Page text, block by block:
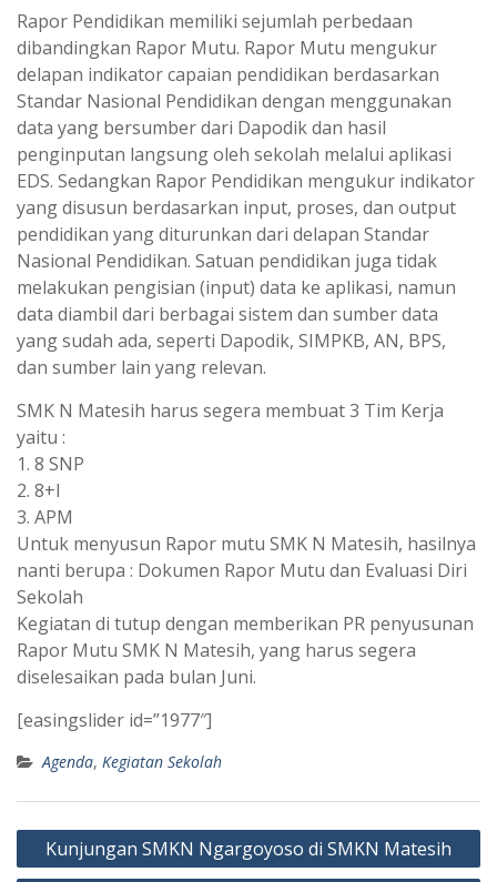
Rapor Pendidikan memiliki sejumlah perbedaan
dibandingkan Rapor Mutu. Rapor Mutu mengukur
delapan indikator capaian pendidikan berdasarkan
Standar Nasional Pendidikan dengan menggunakan
data yang bersumber dari Dapodik dan hasil
penginputan langsung oleh sekolah melalui aplikasi
EDS. Sedangkan Rapor Pendidikan mengukur indikator
yang disusun berdasarkan input, proses, dan output
pendidikan yang diturunkan dari delapan Standar
Nasional Pendidikan. Satuan pendidikan juga tidak
melakukan pengisian (input) data ke aplikasi, namun
data diambil dari berbagai sistem dan sumber data
yang sudah ada, seperti Dapodik, SIMPKB, AN, BPS,
dan sumber lain yang relevan.
SMK N Matesih harus segera membuat 3 Tim Kerja
yaitu :
1. 8 SNP
2. 8+I
3. APM
Untuk menyusun Rapor mutu SMK N Matesih, hasilnya
nanti berupa : Dokumen Rapor Mutu dan Evaluasi Diri
Sekolah
Kegiatan di tutup dengan memberikan PR penyusunan
Rapor Mutu SMK N Matesih, yang harus segera
diselesaikan pada bulan Juni.
[easingslider id=”1977″]
Agenda, Kegiatan Sekolah
Navigasi
pos
Kunjungan SMKN Ngargoyoso di SMKN Matesih